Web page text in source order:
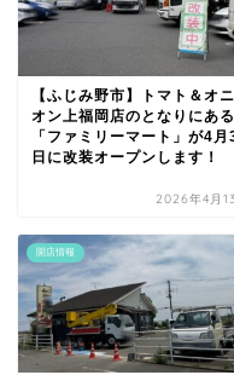
【ふじみ野市】トマト＆オニ
オン上福岡店のとなりにある
「ファミリーマート」が4月
日に改装オープンします！
2026年4月
開店情報